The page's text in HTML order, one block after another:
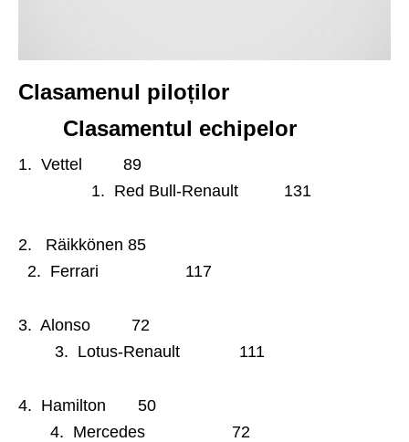
Clasamenul piloților
Clasamentul echipelor
1. Vettel 89
1. Red Bull-Renault 131
2. Räikkönen 85
2. Ferrari 117
3. Alonso 72
3. Lotus-Renault 111
4. Hamilton 50
4. Mercedes 72